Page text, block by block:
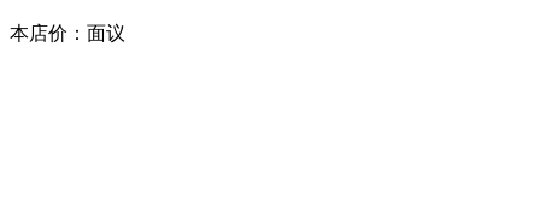
本店价： 面议